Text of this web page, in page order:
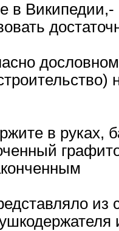
в Википедии,-
в руках,
из